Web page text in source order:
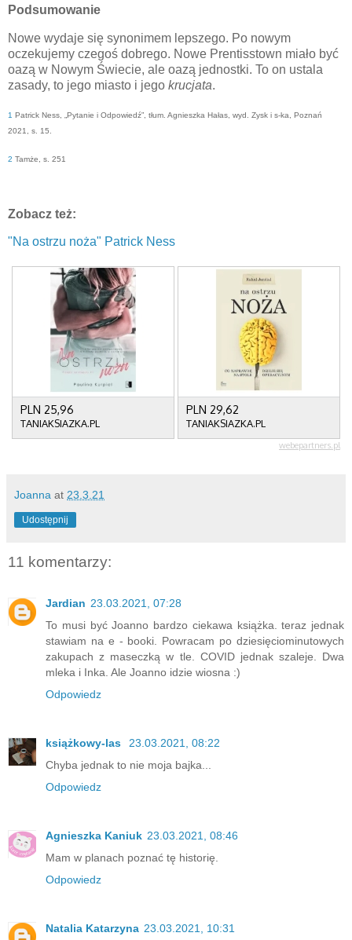
Podsumowanie
Nowe wydaje się synonimem lepszego. Po nowym
oczekujemy czegoś dobrego. Nowe Prentisstown miało być
oazą w Nowym Świecie, ale oazą jednostki. To on ustala
zasady, to jego miasto i jego krucjata.
1 Patrick Ness, „Pytanie i Odpowiedź”, tłum. Agnieszka Hałas, wyd. Zysk i s-ka, Poznań
2021, s. 15.
2 Tamże, s. 251
Zobacz też:
"Na ostrzu noża" Patrick Ness
Joanna at 23.3.21
Udostępnij
11 komentarzy:
Jardian 23.03.2021, 07:28
To musi być Joanno bardzo ciekawa książka. teraz jednak
stawiam na e - booki. Powracam po dziesięciominutowych
zakupach z maseczką w tle. COVID jednak szaleje. Dwa
mleka i Inka. Ale Joanno idzie wiosna :)
Odpowiedz
książkowy-las
23.03.2021, 08:22
Chyba jednak to nie moja bajka...
Odpowiedz
Agnieszka Kaniuk 23.03.2021, 08:46
Mam w planach poznać tę historię.
Odpowiedz
Natalia Katarzyna 23.03.2021, 10:31